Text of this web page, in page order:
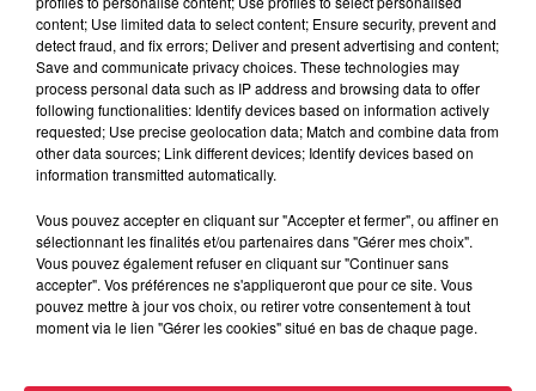
Au zoo de Mulhouse : rencontre
avec les flamants rouges
À découvrir également
content; Use limited data to select content; Ensure security, prevent and
detect fraud, and fix errors; Deliver and present advertising and content;
Save and communicate privacy choices. These technologies may
process personal data such as IP address and browsing data to offer
following functionalities: Identify devices based on information actively
requested; Use precise geolocation data; Match and combine data from
other data sources; Link different devices; Identify devices based on
information transmitted automatically.
Vous pouvez accepter en cliquant sur "Accepter et fermer", ou affiner en
sélectionnant les finalités et/ou partenaires dans "Gérer mes choix".
Vous pouvez également refuser en cliquant sur "Continuer sans
accepter". Vos préférences ne s'appliqueront que pour ce site. Vous
pouvez mettre à jour vos choix, ou retirer votre consentement à tout
moment via le lien "Gérer les cookies" situé en bas de chaque page.